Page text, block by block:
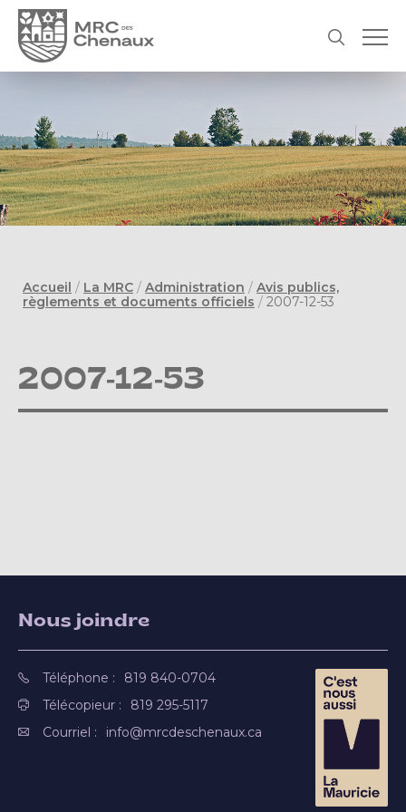
Accueil / La MRC / Administration / Avis publics,
règlements et documents officiels / 2007-12-53
2007-12-53
Nous joindre
Téléphone :
819 840-0704
Télécopieur :
819 295-5117
Courriel :
info@mrcdeschenaux.ca